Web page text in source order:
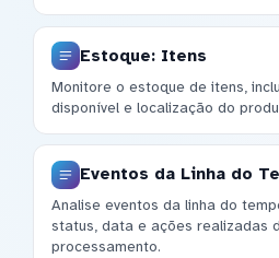
Estoque: Itens
Monitore o estoque de itens,
disponível e localização do
Eventos da Linha do
Analise eventos da linha do
status, data e ações realizadas
processamento.